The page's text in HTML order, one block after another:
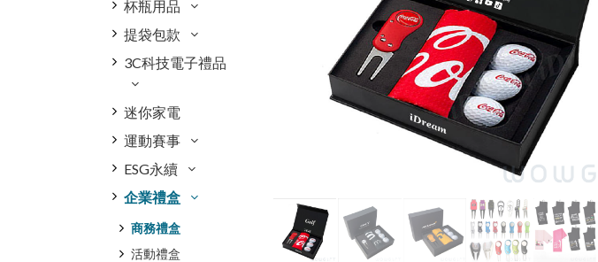
杯瓶用品
提袋包款
3C科技電子禮品
迷你家電
運動賽事
ESG永續
企業禮盒
商務禮盒
活動禮盒